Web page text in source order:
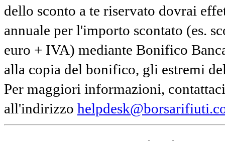
dello sconto a te riservato dovrai
annuale per l'importo scontato (es.
euro + IVA) mediante Bonifico
alla copia del bonifico, gli estremi
Per maggiori informazioni,
all'indirizzo